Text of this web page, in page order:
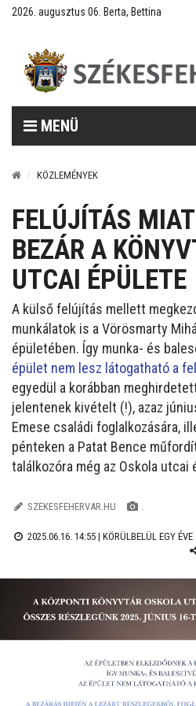
2026. augusztus 06. Berta, Bettina
MENÜ
KÖZLEMÉNYEK
FELÚJÍTÁS
BEZÁR A
UTCAI ÉPÜLETE
A külső felújítás mellett
munkálatok is a Vörösmarty
épületében. Így munka- és
épület nem lesz látogatható a
egyedül a korábban
jelentenek kivételt (!), azaz
Emese családi foglalkozására,
pénteken a Patat Bence
találkozóra még az Oskola utcai
SZEKESFEHERVAR.HU .
2025.06.16. 14:55 | KÖRÜLBELÜL EGY ÉVE